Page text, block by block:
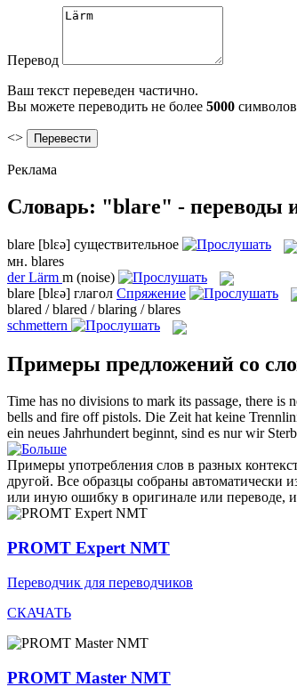
Перевод
Ваш текст переведен частично.
Вы можете переводить не более 5000
<>
Реклама
Словарь: "blare" - переводы
blare [blɛə] существительное
мн. blares
derLärm m (noise)
blare [blɛə] глагол Спряжение
blared / blared / blaring / blares
schmettern
Примеры предложений со
Time has no divisions to mark its passage, there is
bells and fire off pistols. Die Zeit hat keine
ein neues Jahrhundert beginnt, sind es nur wir
Примеры употребления слов в разных
другой. Все образцы собраны
или иную ошибку в оригинале или переводе,
PROMT Expert NMT
Переводчик для переводчиков
СКАЧАТЬ
PROMT Master NMT